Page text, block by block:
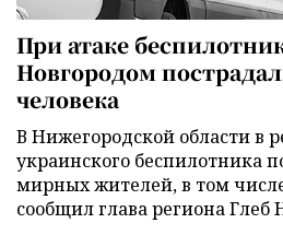
При атаке
Новгородом
человека
В Нижегородской области в
украинского беспилотника
мирных жителей, в том
сообщил глава региона Глеб